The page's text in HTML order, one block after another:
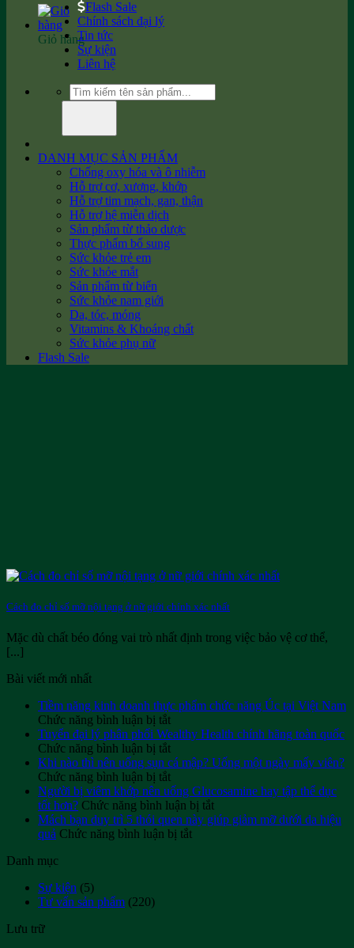
Giỏ hàng
Flash Sale
Chính sách đại lý
Tin tức
Sự kiện
Liên hệ
Tìm
kiếm:
DANH MỤC SẢN PHẨM
Chống oxy hóa và ô nhiễm
Hỗ trợ cơ, xương, khớp
Hỗ trợ tim mạch, gan, thận
Hỗ trợ hệ miễn dịch
Sản phẩm từ thảo dược
Thực phẩm bổ sung
Sức khỏe trẻ em
Sức khỏe mắt
Sản phẩm từ biển
Sức khỏe nam giới
Da, tóc, móng
Vitamins & Khoáng chất
Sức khỏe phụ nữ
Flash Sale
Cách đo chỉ số mỡ nội tạng ở nữ giới chính xác nhất
Mặc dù chất béo đóng vai trò nhất định trong việc bảo vệ cơ thể,
[...]
Bài viết mới nhất
Tiềm năng kinh doanh thực phẩm chức năng Úc tại Việt Nam
Chức năng bình luận bị tắtở
Tiềm
năng
kinh
doanh
thực
phẩm
chức
năng
Tuyển đại lý phân phối Wealthy Health chính hãng toàn quốc
Chức năng bình luận bị tắtở
Tuyển
đại
lý
phân
phối
Wealthy
Khi nào thì nên uống sụn cá mập? Uống một ngày mấy viên?
Chức năng bình luận bị tắtở
Khi
nào
thì
nên
Người bị viêm khớp nên uống Glucosamine hay tập thể dục
tốt hơn? Chức năng bình luận bị tắtở
Người
Mách bạn duy trì 5 thói quen này giúp giảm mỡ dưới da hiệu
quả Chức năng bình luận bị tắtở
Danh mục
Sự kiện (5)
Tư vấn sản phẩm (220)
Lưu trữ